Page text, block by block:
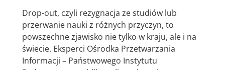
Drop-out, czyli rezygnacja ze studiów lub
przerwanie nauki z różnych przyczyn, to
powszechne zjawisko nie tylko w kraju, ale i na
świecie. Eksperci Ośrodka Przetwarzania
Informacji – Państwowego Instytutu